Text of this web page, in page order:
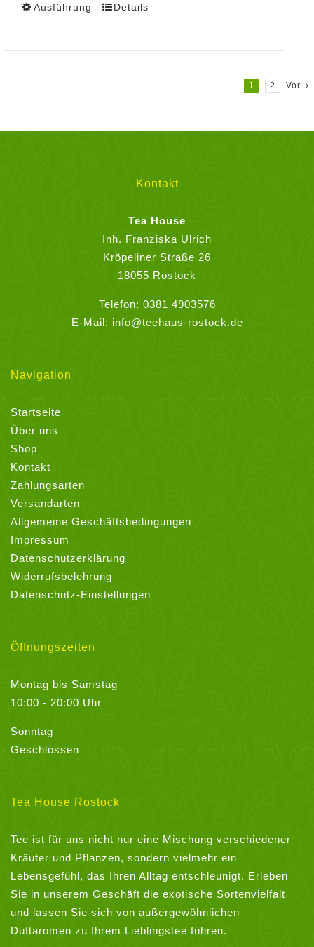
Ausführung
Dieses
gewählt
werden
Details
1 2 Vor
Kontakt
Tea House
Inh. Franziska Ulrich
Kröpeliner Straße 26
18055 Rostock
Telefon: 0381 4903576
E-Mail: info@teehaus-rostock.de
Navigation
Startseite
Über uns
Shop
Kontakt
Zahlungsarten
Versandarten
Allgemeine Geschäftsbedingungen
Impressum
Datenschutzerklärung
Widerrufsbelehrung
Datenschutz-Einstellungen
Öffnungszeiten
Montag bis Samstag
10:00 - 20:00 Uhr
Sonntag
Geschlossen
Tea House Rostock
Tee ist für uns nicht nur eine Mischung verschiedener
Kräuter und Pflanzen, sondern vielmehr ein
Lebensgefühl, das Ihren Alltag entschleunigt. Erleben
Sie in unserem Geschäft die exotische Sortenvielfalt
und lassen Sie sich von außergewöhnlichen
Duftaromen zu Ihrem Lieblingstee führen.